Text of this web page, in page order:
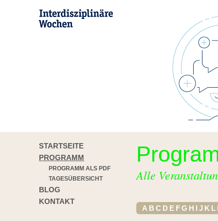
STARTSEITE
PROGRAMM
PROGRAMM ALS PDF
TAGESÜBERSICHT
BLOG
KONTAKT
Alle
A B C D E FG H I J K L